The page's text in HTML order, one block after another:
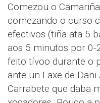
Comezou o
comezando o curso
efectivos (tiña ata 5
aos 5 minutos por 0-
feito tívoo durante o
ante un Laxe de
Carrabete que daba